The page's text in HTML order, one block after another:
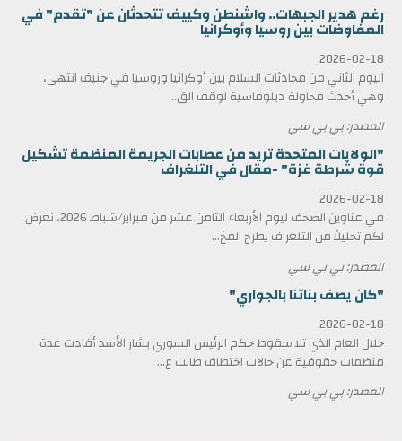
رغم هدير الجبهات.. واشنطن وكييف تتحدثان عن "تقدم" في
المفاوضات بين روسيا وأوكرانيا
2026-02-18
اليوم الثاني من محادثات السلام بين أوكرانيا وروسيا في جنيف انتهى،
وهي أحدث محاولة دبلوماسية لوقف الق...
المصدر: بي بي سي
"الولايات المتحدة تريد من عصابات الجريمة المنظمة تشكيل
قوة شرطة غزة" -مقال في التلغراف
2026-02-18
في عناوين الصحف ليوم الأربعاء الثامن عشر من فبراير/شباط 2026، نعرض
لكم تحليلاً من التلغراف يطرح المخ...
المصدر: بي بي سي
"كان يصف بناتنا بالجواري"
2026-02-18
خلال العام الذي تلا سقوط حكم الرئيس السوري بشار الأسد أفادت عدة
منظمات حقوقية عن حالات اختطاف طالت ع...
المصدر: بي بي سي